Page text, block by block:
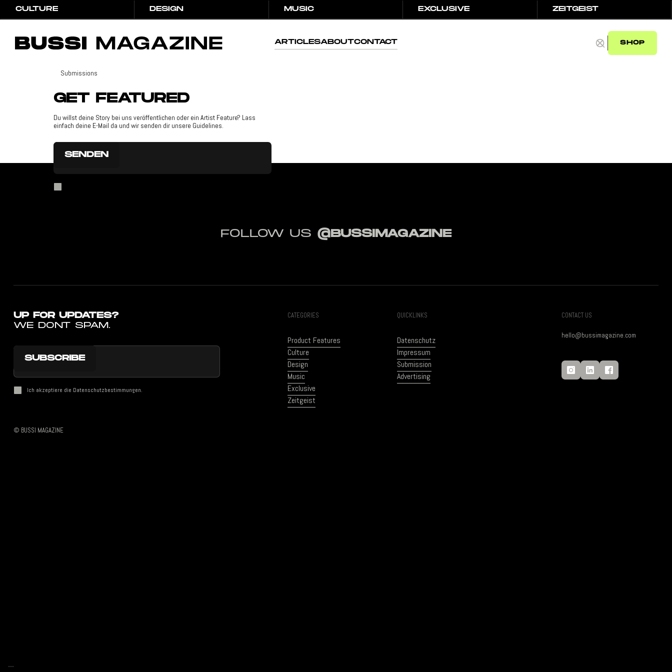
CULTURE
CULTURE
DESIGN
DESIGN
MUSIC
MUSIC
EXCLUSIVE
EXCLUSIVE
ZEITGEIST
ZEITGEIST
ARTICLES
ARTICLES
ABOUT
ABOUT
CONTACT
CONTACT
SHOP
July 26, 2025 3 min read
TOP 5 VENTILATOREN IM VERGLEICH
Product Features
Submissions
GET FEATURED
Du willst deine Story bei uns veröffentlichen oder ein Artist Feature? Lass
einfach deine E-Mail da und wir senden dir unsere Guidelines.
FOLLOW US @BUSSIMAGAZINE
UP FOR UPDATES?
WE DONT SPAM.
Ich akzeptiere die Datenschutzbestimmungen.
© BUSSI MAGAZINE
CATEGORIES
Product Features
Culture
Design
Music
Exclusive
Zeitgeist
QUICKLINKS
Datenschutz
Impressum
Submission
Advertising
CONTACT US
hello@bussimagazine.com